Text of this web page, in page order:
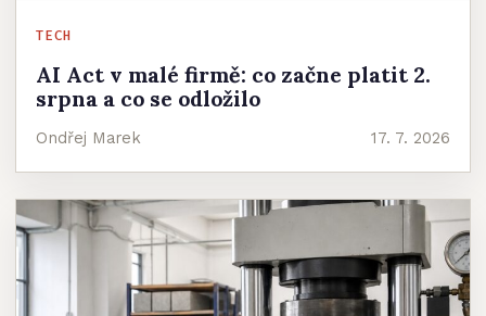
TECH
AI Act v malé firmě: co začne platit 2.
srpna a co se odložilo
Ondřej Marek 17. 7. 2026